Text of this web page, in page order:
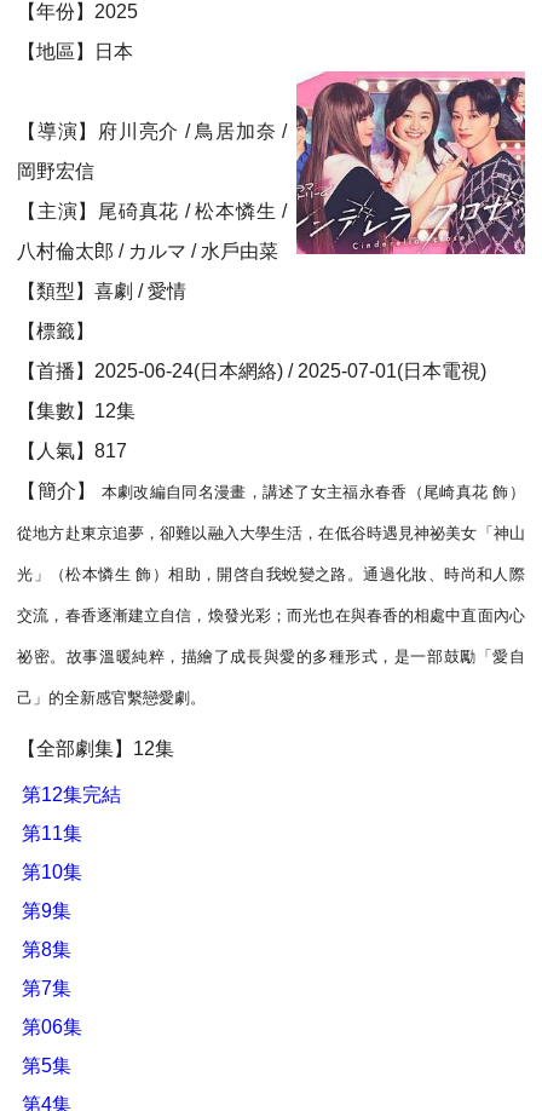
【年份】2025
【地區】日本
【導演】府川亮介 / 鳥居加奈 /
岡野宏信
【主演】尾碕真花 / 松本憐生 /
八村倫太郎 / カルマ / 水戶由菜
【類型】喜劇 / 愛情
【標籤】
【首播】2025-06-24(日本網絡) / 2025-07-01(日本電視)
【集數】12集
【人氣】817
【簡介】 本劇改編自同名漫畫，講述了女主福永春香（尾崎真花 飾）
從地方赴東京追夢，卻難以融入大學生活，在低谷時遇見神祕美女「神山
光」（松本憐生 飾）相助，開啓自我蛻變之路。通過化妝、時尚和人際
交流，春香逐漸建立自信，煥發光彩；而光也在與春香的相處中直面內心
祕密。故事溫暖純粹，描繪了成長與愛的多種形式，是一部鼓勵「愛自
己」的全新感官繫戀愛劇。
【全部劇集】12集
第12集完結
第11集
第10集
第9集
第8集
第7集
第06集
第5集
第4集